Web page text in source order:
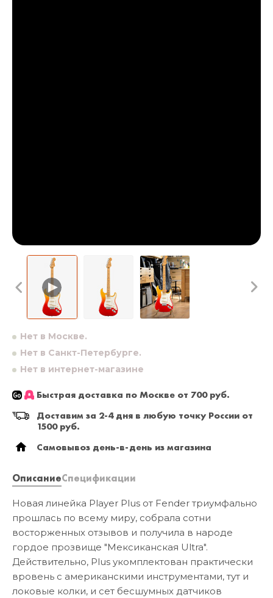
Нет в Москве.
Нет в Санкт-Петербурге.
Нет в интернет-магазине
Быстрая доставка по Москве от 700 руб.
Доставим за 2-4 дня в любую точку России от
1500 руб.
Самовывоз день-в-день из магазина
ОписаниеСпецификации
Новая линейка Player Plus от Fender триумфально
прошлась по всему миру, собрала сотни
восторженных отзывов и получила в народе
гордое прозвище "Мексиканская Ultra".
Действительно, Plus укомплектован практически
вровень с американскими инструментами, тут и
локовые колки, и сет бесшумных датчиков